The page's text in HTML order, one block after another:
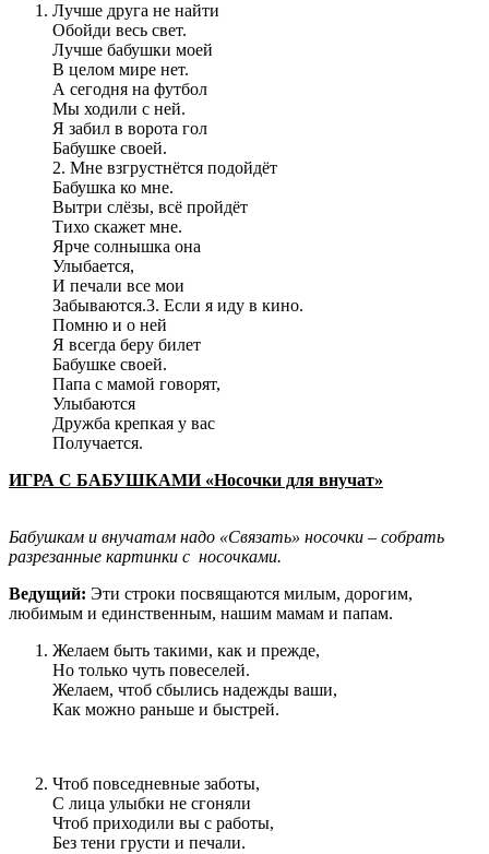
Лучше друга не найти
Обойди весь свет.
Лучше бабушки моей
В целом мире нет.
А сегодня на футбол
Мы ходили с ней.
Я забил в ворота гол
Бабушке своей.
2. Мне взгрустнётся подойдёт
Бабушка ко мне.
Вытри слёзы, всё пройдёт
Тихо скажет мне.
Ярче солнышка она
Улыбается,
И печали все мои
Забываются.3. Если я иду в кино.
Помню и о ней
Я всегда беру билет
Бабушке своей.
Папа с мамой говорят,
Улыбаются
Дружба крепкая у вас
Получается.
ИГРА С БАБУШКАМИ «Носочки для внучат»
Бабушкам и внучатам надо «Связать» носочки – собрать
разрезанные картинки с носочками.
Ведущий: Эти строки посвящаются милым, дорогим,
любимым и единственным, нашим мамам и папам.
Желаем быть такими, как и прежде,
Но только чуть повеселей.
Желаем, чтоб сбылись надежды ваши,
Как можно раньше и быстрей.
Чтоб повседневные заботы,
С лица улыбки не сгоняли
Чтоб приходили вы с работы,
Без тени грусти и печали.